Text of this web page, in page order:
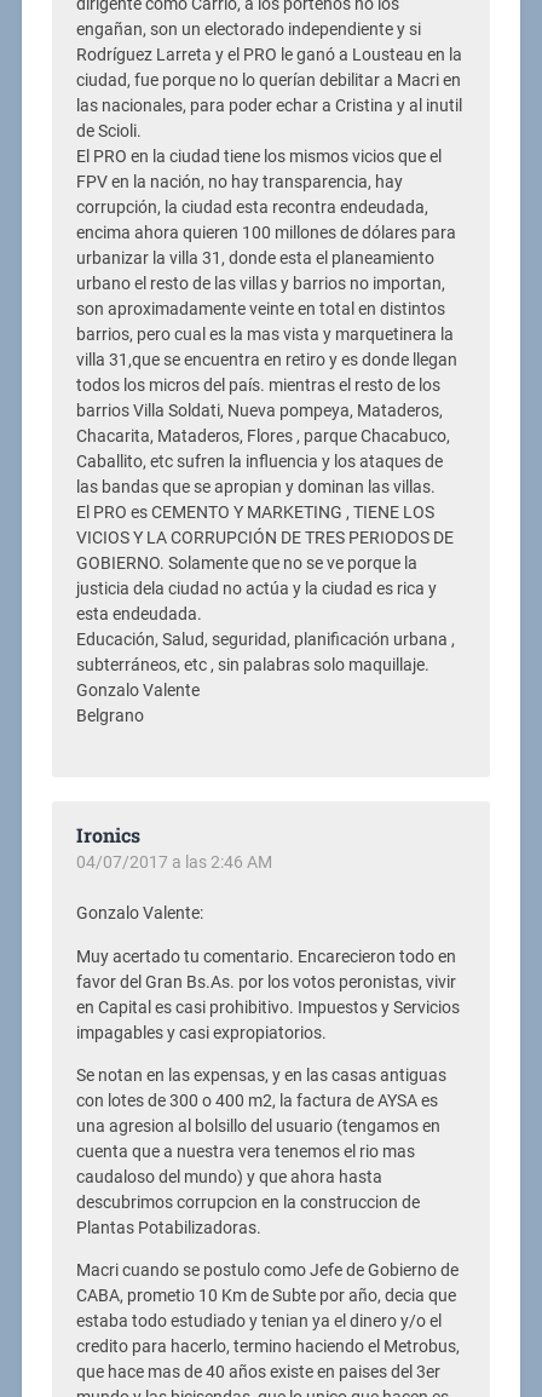
dirigente como Carrió, a los porteños no los
engañan, son un electorado independiente y si
Rodríguez Larreta y el PRO le ganó a Lousteau en la
ciudad, fue porque no lo querían debilitar a Macri en
las nacionales, para poder echar a Cristina y al inutil
de Scioli.
El PRO en la ciudad tiene los mismos vicios que el
FPV en la nación, no hay transparencia, hay
corrupción, la ciudad esta recontra endeudada,
encima ahora quieren 100 millones de dólares para
urbanizar la villa 31, donde esta el planeamiento
urbano el resto de las villas y barrios no importan,
son aproximadamente veinte en total en distintos
barrios, pero cual es la mas vista y marquetinera la
villa 31,que se encuentra en retiro y es donde llegan
todos los micros del país. mientras el resto de los
barrios Villa Soldati, Nueva pompeya, Mataderos,
Chacarita, Mataderos, Flores , parque Chacabuco,
Caballito, etc sufren la influencia y los ataques de
las bandas que se apropian y dominan las villas.
El PRO es CEMENTO Y MARKETING , TIENE LOS
VICIOS Y LA CORRUPCIÓN DE TRES PERIODOS DE
GOBIERNO. Solamente que no se ve porque la
justicia dela ciudad no actúa y la ciudad es rica y
esta endeudada.
Educación, Salud, seguridad, planificación urbana ,
subterráneos, etc , sin palabras solo maquillaje.
Gonzalo Valente
Belgrano
Ironics
04/07/2017 a las 2:46 AM
Gonzalo Valente:
Muy acertado tu comentario. Encarecieron todo en
favor del Gran Bs.As. por los votos peronistas, vivir
en Capital es casi prohibitivo. Impuestos y Servicios
impagables y casi expropiatorios.
Se notan en las expensas, y en las casas antiguas
con lotes de 300 o 400 m2, la factura de AYSA es
una agresion al bolsillo del usuario (tengamos en
cuenta que a nuestra vera tenemos el rio mas
caudaloso del mundo) y que ahora hasta
descubrimos corrupcion en la construccion de
Plantas Potabilizadoras.
Macri cuando se postulo como Jefe de Gobierno de
CABA, prometio 10 Km de Subte por año, decia que
estaba todo estudiado y tenian ya el dinero y/o el
credito para hacerlo, termino haciendo el Metrobus,
que hace mas de 40 años existe en paises del 3er